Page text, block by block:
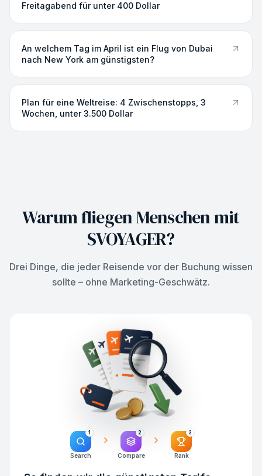
Freitagabend für unter 400 Dollar
An welchem Tag im April ist ein Flug von Dubai
nach New York am günstigsten?
Plan für eine Weltreise: 4 Zwischenstopps, 3
Wochen, unter 3.500 Dollar
Warum fliegen Menschen mit
SVOYAGER?
Drei Dinge, die jeder Reisende vor der Buchung wissen
sollte – ohne Marketing-Geschwätz.
1
Search
2
Compare
3
Rank